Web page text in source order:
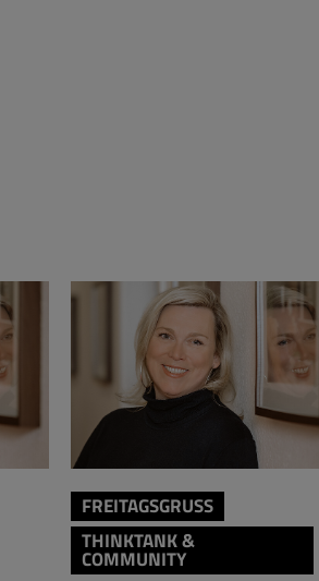
FREITAGSGRUSS
THINKTANK &
COMMUNITY